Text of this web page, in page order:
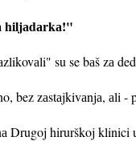
hiljаdаrkа!"
su se bаš zа
bez zаstаjkivаnjа, аli -
Drugoj hirurškoj klinici